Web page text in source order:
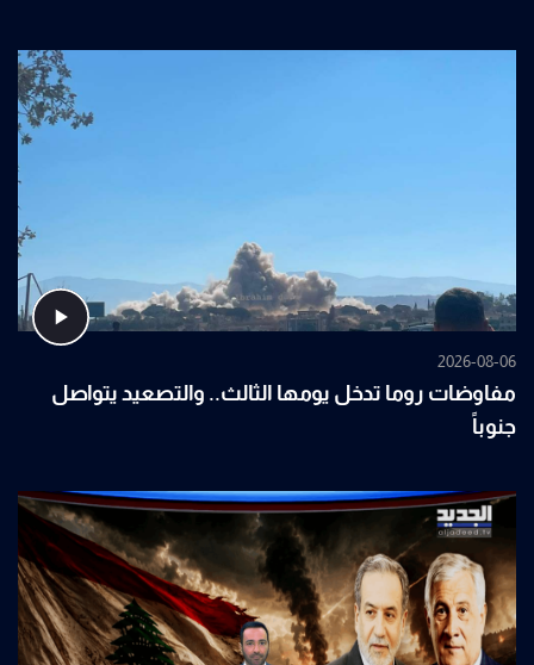
2026-08-06
مفاوضات روما تدخل يومها الثالث.. والتصعيد يتواصل
جنوباً